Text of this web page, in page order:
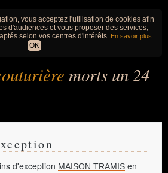
vous acceptez l'utilisation de cookies afin
d'audiences et vous proposer des services,
selon vos centres d'intérêts. En savoir plus
OK
morts un 24
d'exception MAISON TRAMIS en